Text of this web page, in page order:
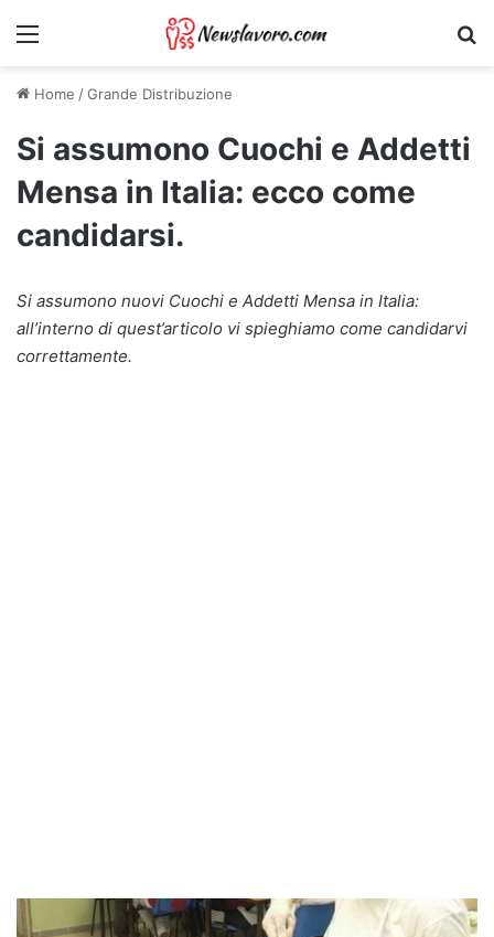
Menu
Home /Grande Distribuzione
Si assumono Cuochi e Addetti
Mensa in Italia: ecco come
candidarsi.
Si assumono nuovi Cuochi e Addetti Mensa in Italia:
all’interno di quest’articolo vi spieghiamo come candidarvi
correttamente.